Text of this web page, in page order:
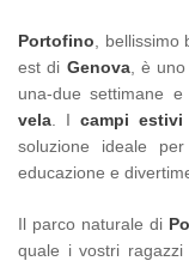
Portofino ,
est di Genova, è uno
una-due settimane e
vela . Icampi
soluzione ideale
educazione e
Il parco naturale di
quale i vostri ragazzi